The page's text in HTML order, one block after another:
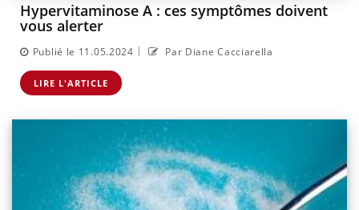
Hypervitaminose A : ces symptômes doivent
vous alerter
Publié le 11.05.2024 | Par Diane Cacciarella
LIRE L'ARTICLE